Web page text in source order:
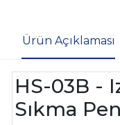
Ürün Açıklaması
HS-03B -
Sıkma